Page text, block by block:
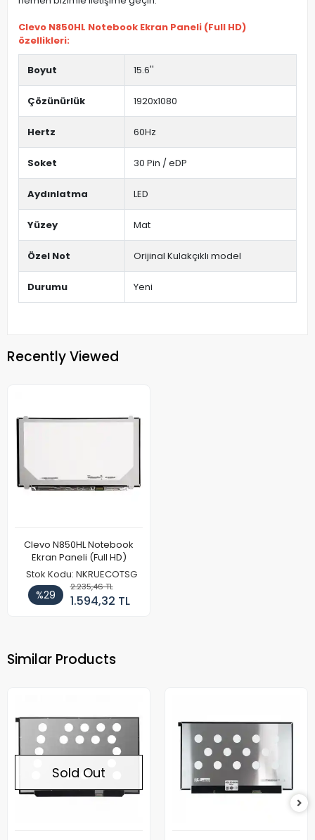
Clevo N850HL Notebook Ekran Paneli (Full HD)
özellikleri:
Boyut 15.6''
Çözünürlük 1920x1080
Hertz 60Hz
Soket 30 Pin / eDP
Aydınlatma LED
Yüzey Mat
Özel Not Orijinal Kulakçıklı model
Durumu Yeni
Recently Viewed
Clevo N850HL Notebook
Ekran Paneli (Full HD)
Stok Kodu: NKRUECOTSG
%29
2.235,46 TL
1.594,32 TL
Similar Products
Sold Out